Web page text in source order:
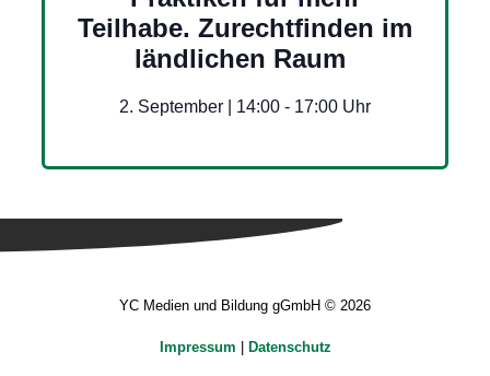
Teilhabe. Zurechtfinden im
ländlichen Raum
2. September | 14:00 - 17:00
YC Medien und Bildung gGmbH © 2026
Impressum Datenschutz